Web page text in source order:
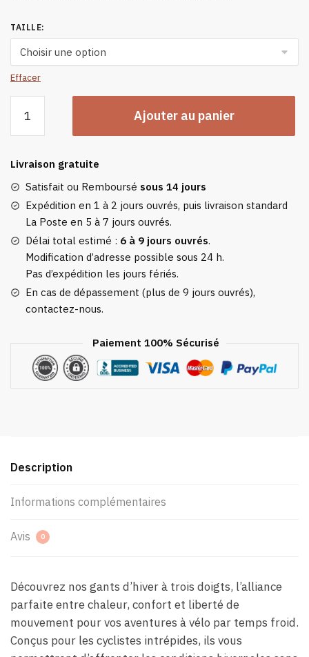
TAILLE:
Effacer
Gants
À
Trois
Doigts
Chauds
Et
Coupe-
vent
Pour
Montagne
Ajouter au panier
Livraison gratuite
Satisfait ou Remboursé sous 14 jours
Expédition en 1 à 2 jours ouvrés, puis livraison standard
La Poste en 5 à 7 jours ouvrés.
Délai total estimé : 6 à 9 jours ouvrés.
Modification d’adresse possible sous 24 h.
Pas d’expédition les jours fériés.
En cas de dépassement (plus de 9 jours ouvrés),
contactez-nous.
Paiement 100% Sécurisé
Description
Informations complémentaires
Avis 0
Découvrez nos gants d’hiver à trois doigts, l’alliance
parfaite entre chaleur, confort et liberté de
mouvement pour vos aventures à vélo par temps froid.
Conçus pour les cyclistes intrépides, ils vous